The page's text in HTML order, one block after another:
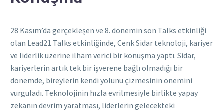
28 Kasım’da gerçekleşen ve 8. dönemin son Talks etkinliği
olan Lead21 Talks etkinliğinde, Cenk Sidar teknoloji, kariyer
ve liderlik üzerine ilham verici bir konuşma yaptı. Sidar,
kariyerlerin artık tek bir işverene bağlı olmadığı bir
dönemde, bireylerin kendi yolunu çizmesinin önemini
vurguladı. Teknolojinin hızla evrilmesiyle birlikte yapay
zekanın devrim yaratması, liderlerin gelecekteki